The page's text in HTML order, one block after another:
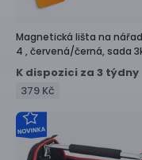
Magnetická lišta na
4 , červená/černá, sada
K dispozici za 3 týdny
379 Kč